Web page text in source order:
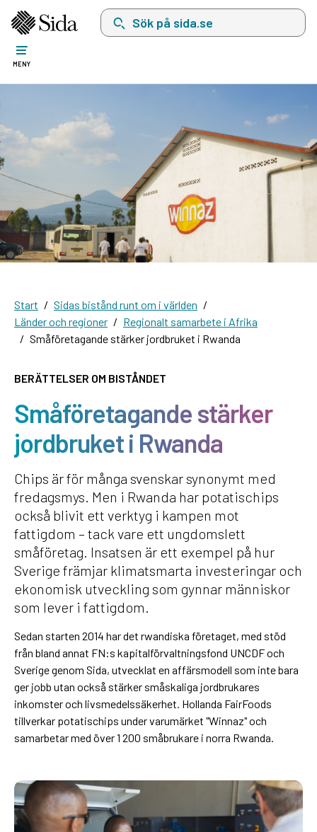
Sök på sida.se, sökförslag kommer att visas
MENY
Start
Sidas bistånd runt om i världen
Länder och regioner
Regionalt samarbete i Afrika
Småföretagande stärker jordbruket i Rwanda
BERÄTTELSER OM BISTÅNDET
Småföretagande stärker
jordbruket i Rwanda
Chips är för många svenskar synonymt med
fredagsmys. Men i Rwanda har potatischips
också blivit ett verktyg i kampen mot
fattigdom – tack vare ett ungdomslett
småföretag. Insatsen är ett exempel på hur
Sverige främjar klimatsmarta investeringar och
ekonomisk utveckling som gynnar människor
som lever i fattigdom.
Sedan starten 2014 har det rwandiska företaget, med stöd
från bland annat FN:s kapitalförvaltningsfond UNCDF och
Sverige genom Sida, utvecklat en affärsmodell som inte bara
ger jobb utan också stärker småskaliga jordbrukares
inkomster och livsmedelssäkerhet. Hollanda FairFoods
tillverkar potatischips under varumärket "Winnaz" och
samarbetar med över 1 200 småbrukare i norra Rwanda.